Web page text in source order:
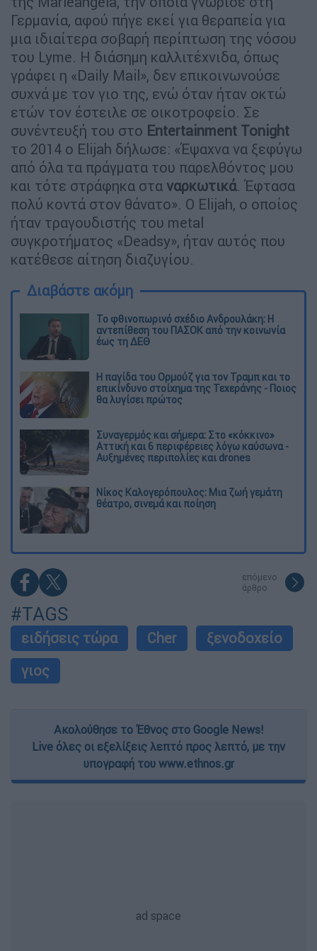
Γερμανία, αφού πήγε εκεί για θεραπεία για
μια ιδιαίτερα σοβαρή περίπτωση της νόσου
του Lyme. Η διάσημη καλλιτέχνιδα, όπως
γράφει η «Daily Mail», δεν επικοινωνούσε
συχνά με τον γιο της, ενώ όταν ήταν οκτώ
ετών τον έστειλε σε οικοτροφείο. Σε
συνέντευξή του στο Entertainment Tonight
το 2014 ο Elijah δήλωσε: «Έψαχνα να ξεφύγω
από όλα τα πράγματα του παρελθόντος μου
και τότε στράφηκα στα ναρκωτικά. Έφτασα
πολύ κοντά στον θάνατο». Ο Elijah, ο οποίος
ήταν τραγουδιστής του metal
συγκροτήματος «Deadsy», ήταν αυτός που
κατέθεσε αίτηση διαζυγίου.
Διαβάστε ακόμη
Το φθινοπωρινό σχέδιο Ανδρουλάκη: Η
αντεπίθεση του ΠΑΣΟΚ από την κοινωνία
έως τη ΔΕΘ
Η παγίδα του Ορμούζ για τον Τραμπ και το
επικίνδυνο στοίχημα της Τεχεράνης - Ποιος
θα λυγίσει πρώτος
Συναγερμός και σήμερα: Στο «κόκκινο»
Αττική και 6 περιφέρειες λόγω καύσωνα -
Αυξημένες περιπολίες και drones
Νίκος Καλογερόπουλος: Μια ζωή γεμάτη
θέατρο, σινεμά και ποίηση
επόμενο
άρθρο
#TAGS
ειδήσεις τώρα Cher
ξενοδοχείο
γιος
Ακολούθησε το Έθνος στο Google News!
Live όλες οι εξελίξεις λεπτό προς λεπτό, με την
υπογραφή του www.ethnos.gr